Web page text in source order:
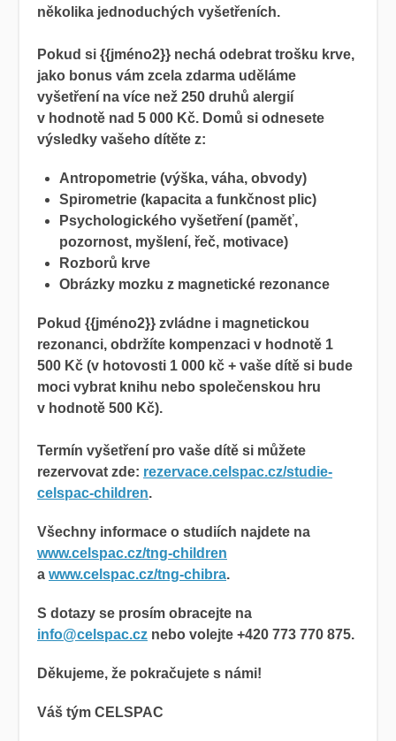
několika jednoduchých vyšetřeních.
Pokud si {{jméno2}} nechá odebrat trošku krve,
jako bonus vám zcela zdarma uděláme
vyšetření na více než 250 druhů alergií
v hodnotě nad 5 000 Kč. Domů si odnesete
výsledky vašeho dítěte z:
Antropometrie (výška, váha, obvody)
Spirometrie (kapacita a funkčnost plic)
Psychologického vyšetření (paměť,
pozornost, myšlení, řeč, motivace)
Rozborů krve
Obrázky mozku z magnetické rezonance
Pokud {{jméno2}} zvládne i magnetickou
rezonanci, obdržíte kompenzaci v hodnotě 1
500 Kč (v hotovosti 1 000 kč + vaše dítě si bude
moci vybrat knihu nebo společenskou hru
v hodnotě 500 Kč).
Termín vyšetření pro vaše dítě si můžete
rezervovat zde: rezervace.celspac.cz/studie-
celspac-children.
Všechny informace o studiích najdete na
www.celspac.cz/tng-children
a www.celspac.cz/tng-chibra.
S dotazy se prosím obracejte na
info@celspac.cz nebo volejte +420 773 770 875.
Děkujeme, že pokračujete s námi!
Váš tým CELSPAC